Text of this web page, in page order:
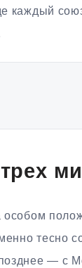
каждый
особом
тесно
— с